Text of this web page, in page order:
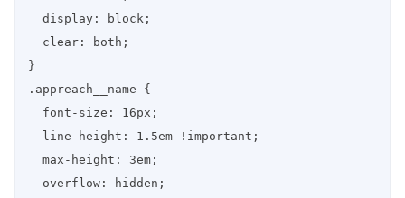
  display: block;
}
.appreach__name {
  max-height: 3em;